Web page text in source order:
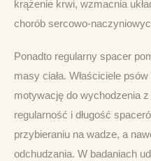
krążenie krwi, wzmacnia
chorób sercowo-
Ponadto regularny spacer
masy ciała. Właściciele
motywację do wychodzenia
regularność i długość
przybieraniu na wadze, a
odchudzania. W badaniach